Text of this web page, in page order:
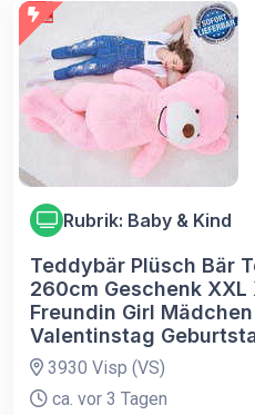
Rubrik: Baby & Kind
Teddybär Plüsch Bär
260cm Geschenk XXL
Freundin Girl
Valentinstag
3930 Visp (VS)
ca. vor 3 Tagen